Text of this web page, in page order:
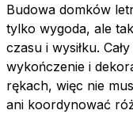
Budowa domków
tylko wygoda, ale
czasu i wysiłku.
wykończenie i
rękach, więc nie
ani koordynować